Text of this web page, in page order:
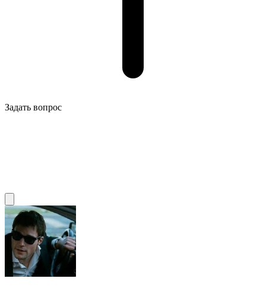
Задать вопрос